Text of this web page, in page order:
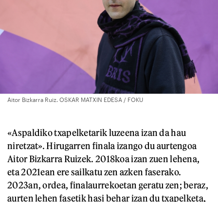
Aitor Bizkarra Ruiz. OSKAR MATXIN EDESA / FOKU
«Aspaldiko txapelketarik luzeena izan da hau
niretzat». Hirugarren finala izango du aurtengoa
Aitor Bizkarra Ruizek. 2018koa izan zuen lehena,
eta 2021ean ere sailkatu zen azken faserako.
2023an, ordea, finalaurrekoetan geratu zen; beraz,
aurten lehen fasetik hasi behar izan du txapelketa,